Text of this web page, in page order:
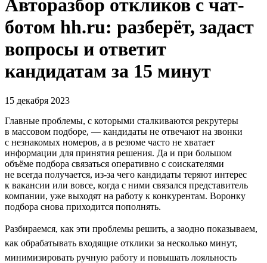
Авторазбор откликов с чат-
ботом hh.ru: разберёт, задаст
вопросы и ответит
кандидатам за 15 минут
15 декабря 2023
Главные проблемы, с которыми сталкиваются рекрутеры
в массовом подборе, — кандидаты не отвечают на звонки
с незнакомых номеров, а в резюме часто не хватает
информации для принятия решения. Да и при большом
объёме подбора связаться оперативно с соискателями
не всегда получается, из-за чего кандидаты теряют интерес
к вакансии или вовсе, когда с ними связался представитель
компании, уже выходят на работу к конкурентам. Воронку
подбора снова приходится пополнять.
Разбираемся, как эти проблемы решить, а заодно показываем,
как обрабатывать входящие отклики за несколько минут,
минимизировать ручную работу и повышать лояльность